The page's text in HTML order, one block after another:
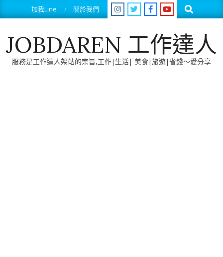
to
加我Line 關於我們 Search
JOBDAREN 工作達人
服務是工作達人架站的宗旨,工作|生活| 美食|旅遊|省錢～愛分享